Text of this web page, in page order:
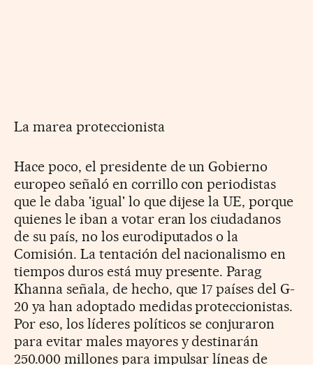
La marea proteccionista
Hace poco, el presidente de un Gobierno
europeo señaló en corrillo con periodistas
que le daba 'igual' lo que dijese la UE, porque
quienes le iban a votar eran los ciudadanos
de su país, no los eurodiputados o la
Comisión. La tentación del nacionalismo en
tiempos duros está muy presente. Parag
Khanna señala, de hecho, que 17 países del G-
20 ya han adoptado medidas proteccionistas.
Por eso, los líderes políticos se conjuraron
para evitar males mayores y destinarán
250.000 millones para impulsar líneas de